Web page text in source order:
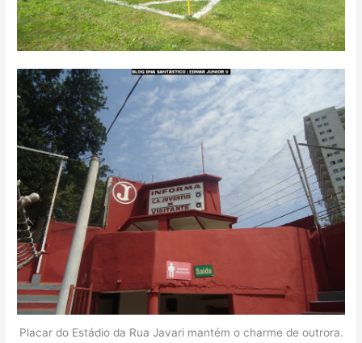
Placar do Estádio da Rua Javari mantém o charme de outrora.